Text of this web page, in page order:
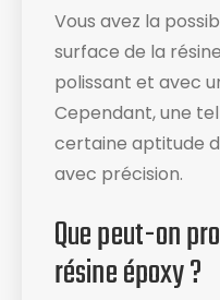
Vous avez la
surface de la
polissant et avec
Cependant, une
certaine aptitude
avec précision.
Que peut-on
résine époxy ?